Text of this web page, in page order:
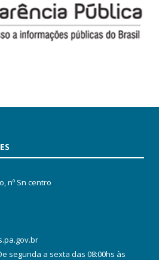
nº Sn centro
segunda a sexta das 08:00hs às